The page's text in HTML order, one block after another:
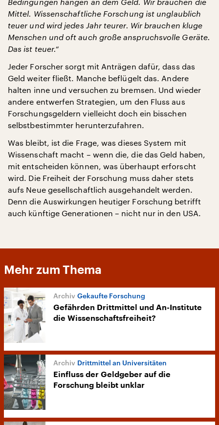
Mittel. Wissenschaftliche Forschung ist unglaublich
teuer und wird jedes Jahr teurer. Wir brauchen kluge
Menschen und oft auch große anspruchsvolle Geräte.
Das ist teuer.“
Jeder Forscher sorgt mit Anträgen dafür, dass das
Geld weiter fließt. Manche beflügelt das. Andere
halten inne und versuchen zu bremsen. Und wieder
andere entwerfen Strategien, um den Fluss aus
Forschungsgeldern vielleicht doch ein bisschen
selbstbestimmter herunterzufahren.
Was bleibt, ist die Frage, was dieses System mit
Wissenschaft macht – wenn die, die das Geld haben,
mit entscheiden können, was überhaupt erforscht
wird. Die Freiheit der Forschung muss daher stets
aufs Neue gesellschaftlich ausgehandelt werden.
Denn die Auswirkungen heutiger Forschung betrifft
auch künftige Generationen – nicht nur in den USA.
Mehr zum Thema
Gekaufte Forschung
Gefährden Drittmittel und An-Institute
die Wissenschaftsfreiheit?
Drittmittel an Universitäten
Einfluss der Geldgeber auf die
Forschung bleibt unklar